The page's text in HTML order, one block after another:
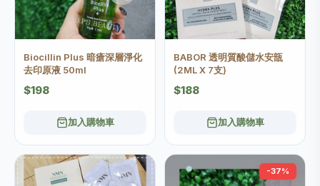
Biocillin Plus 暗瘡深層淨化
去印原液 50ml
$198
加入購物車
BABOR 透明質酸儲水安瓿
(2ML X 7支)
$188
加入購物車
-37%